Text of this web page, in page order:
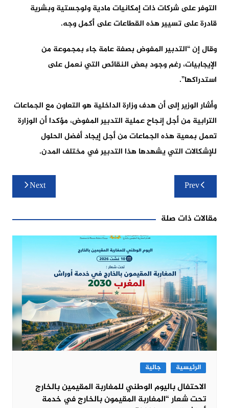
التوفر على شركات ذات إمكانيات مادية ولوجستية وبشرية
قادرة على تسيير هذه القطاعات على أكمل وجه.
وقال إن “التدبير المفوض بصفة عامة جاء بمجموعة من
الإيجابيات، رغم وجود بعض النقائص التي نعمل على
استدراكها”.
وأشار الوزير إلى أن هدف وزارة الداخلية هو التعاون مع الجماعات
الترابية من أجل إنجاح عملية التدبير المفوض، مؤكدا أن الوزارة
تعمل بمعية هذه الجماعات من أجل إيجاد أفضل الحلول
للإشكالات التي يشهدها هذا التدبير في مختلف المدن.
تصفّح
المقالات
Prev
Next
مقالات ذات صلة
الرئيسية جالية
الاحتفال باليوم الوطني للمغاربة المقيمين بالخارج
تحت شعار “المغاربة المقيمون بالخارج في خدمة